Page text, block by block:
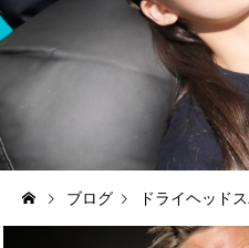
ブログ ドライヘッド